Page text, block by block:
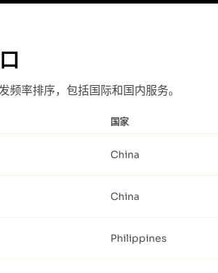
率排序，包括国际和国内服务。
国家
China
China
Philippines